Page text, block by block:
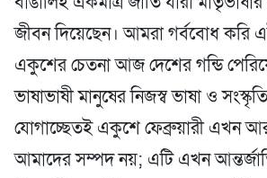
জীবন দিয়েছেন। আমরা গর্ববোধ করি
একুশের চেতনা আজ দেশের গন্ডি পেরিয়ে
ভাষাভাষী মানুষের নিজস্ব ভাষা ও
যোগাচ্ছেতই একুশে ফেব্রুয়ারী এখন
আমাদের সম্পদ নয়; এটি এখন